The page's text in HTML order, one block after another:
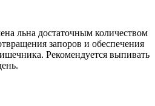
льна достаточным количеством
запоров и обеспечения
Рекомендуется выпивать